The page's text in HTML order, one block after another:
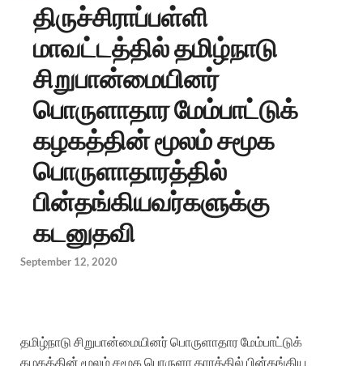
திருச்சிராப்பள்ளி
மாவட்டத்தில் தமிழ்நாடு
சிறுபான்மையினர்
பொருளாதார மேம்பாட்டுக்
கழகத்தின் மூலம் சமூக
பொருளாதாரத்தில்
பின்தங்கியவர்களுக்கு
கடனுதவி
September 12, 2020
தமிழ்நாடு சிறுபான்மையினர் பொருளாதார மேம்பாட்டுக்
கழகத்தின் மூலம் சமூக பொருளா தாரத்தில் பின்தங்கிய